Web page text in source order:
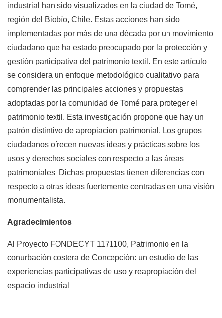
industrial han sido visualizados en la ciudad de Tomé,
región del Biobío, Chile. Estas acciones han sido
implementadas por más de una década por un movimiento
ciudadano que ha estado preocupado por la protección y
gestión participativa del patrimonio textil. En este artículo
se considera un enfoque metodológico cualitativo para
comprender las principales acciones y propuestas
adoptadas por la comunidad de Tomé para proteger el
patrimonio textil. Esta investigación propone que hay un
patrón distintivo de apropiación patrimonial. Los grupos
ciudadanos ofrecen nuevas ideas y prácticas sobre los
usos y derechos sociales con respecto a las áreas
patrimoniales. Dichas propuestas tienen diferencias con
respecto a otras ideas fuertemente centradas en una visión
monumentalista.
Agradecimientos
Al Proyecto FONDECYT 1171100, Patrimonio en la
conurbación costera de Concepción: un estudio de las
experiencias participativas de uso y reapropiación del
espacio industrial